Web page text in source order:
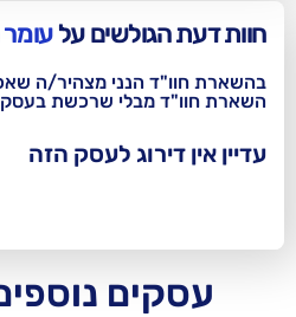
עלעומר מיזוג אוויר
מצהיר/ה שאכן רכשתי בעסק זה.
שרכשת בעסק אסורה בהחלט.
לעסק הזה הוספת חוות דעת
נוספים מהתחום